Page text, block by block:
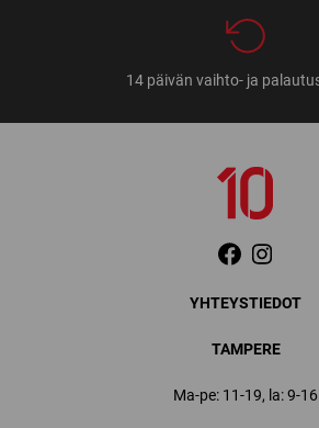
14 päivän vaihto- ja
YHTEYSTIEDOT
TAMPERE
Ma-pe: 11-19, la: 9-16